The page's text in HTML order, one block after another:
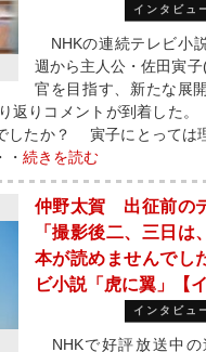
インタビュ
NHKの連続テレビ小
週から主人公・佐田寅
官を目指す、新たな展
返りコメントが到着した。
したか？ 寅子にとっては
続きを読む
仲野太賀 出征前の
「撮影後二、三日は
本が読めませんで
ビ小説「虎に翼」【
インタビュ
NHKで好評放送中の